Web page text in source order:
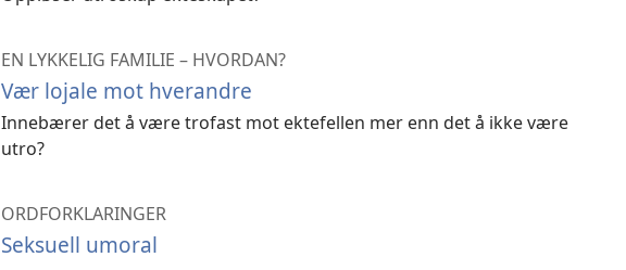
EN LYKKELIG FAMILIE – HVORDAN?
Vær lojale mot hverandre
Innebærer det å være trofast mot ektefellen mer enn det å ikke være
utro?
ORDFORKLARINGER
Seksuell umoral